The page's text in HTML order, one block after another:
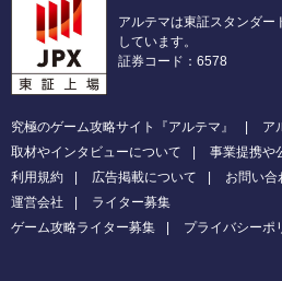
アルテマは東証スタンダー
しています。
証券コード：6578
究極のゲーム攻略サイト『アルテマ』
ア
取材やインタビューについて
事業提携や
利用規約
広告掲載について お問い合
運営会社
ライター募集
ゲーム攻略ライター募集
プライバシーポ